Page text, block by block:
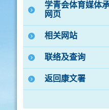
学青会体育媒体
网页
相关网站
联络及查询
返回康文署